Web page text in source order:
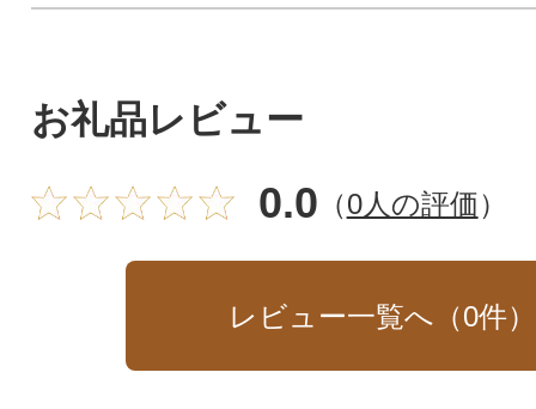
お礼品レビュー
0.0 （0人の評価）
レビュー一覧へ（0件）